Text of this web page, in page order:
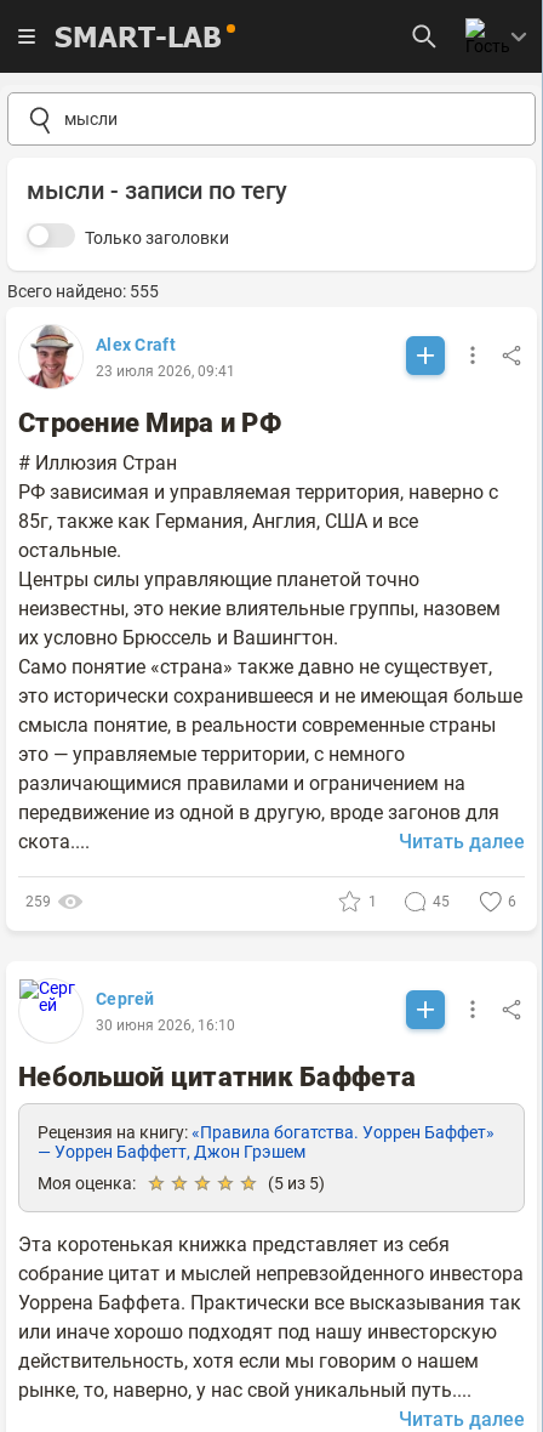
SMART-LAB
мысли - записи по тегу
Только заголовки
Всего найдено: 555
Alex Craft
23 июля 2026, 09:41
Строение Мира и РФ
# Иллюзия Стран
РФ зависимая и управляемая территория, наверно с
85г, также как Германия, Англия, США и все
остальные.
Центры силы управляющие планетой точно
неизвестны, это некие влиятельные группы, назовем
их условно Брюссель и Вашингтон.
Само понятие «страна» также давно не существует,
это исторически сохранившееся и не имеющая больше
смысла понятие, в реальности современные страны
это — управляемые территории, с немного
различающимися правилами и ограничением на
передвижение из одной в другую, вроде загонов для
скота....
Читать далее
259 1 45 6
Сергей
30 июня 2026, 16:10
Небольшой цитатник Баффета
Рецензия на книгу:«Правила богатства. Уоррен Баффет»
— Уоррен Баффетт, Джон Грэшем
Моя оценка:
(5 из 5)
Эта коротенькая книжка представляет из себя
собрание цитат и мыслей непревзойденного инвестора
Уоррена Баффета. Практически все высказывания так
или иначе хорошо подходят под нашу инвесторскую
действительность, хотя если мы говорим о нашем
рынке, то, наверно, у нас свой уникальный путь....
Читать далее